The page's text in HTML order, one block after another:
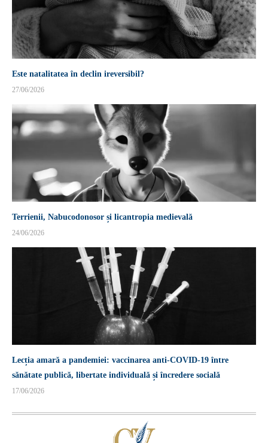
Este natalitatea în declin ireversibil?
27/06/2026
Terrienii, Nabucodonosor și licantropia medievală
24/06/2026
Lecția amară a pandemiei: vaccinarea anti-COVID-19 între
sănătate publică, libertate individuală și încredere socială
17/06/2026